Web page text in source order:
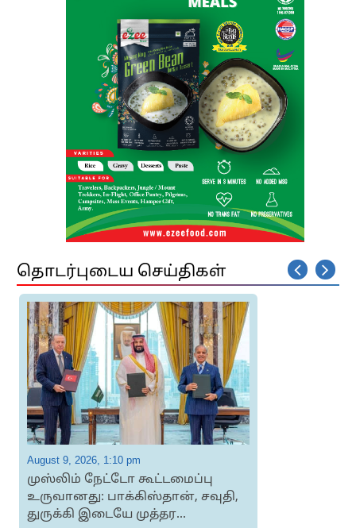
தொடர்புடைய செய்திகள்
August 9, 2026, 1:10 pm
முஸ்​லிம் நேட்டோ கூட்​டமைப்பு
உருவானது: பாக்கிஸ்தான், சவுதி,
துருக்கி இடையே முத்தர...